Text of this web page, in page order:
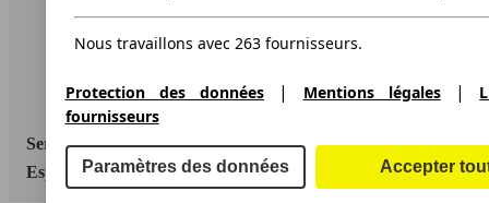
Informations légales
Accessibility Statement
Service
Espace Pro
Nous travaillons avec 263 fournisseurs.
Protection des données | Mentions légales|
fournisseurs
Paramètres des données Accepter